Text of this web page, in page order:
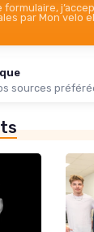
par Mon velo
sources